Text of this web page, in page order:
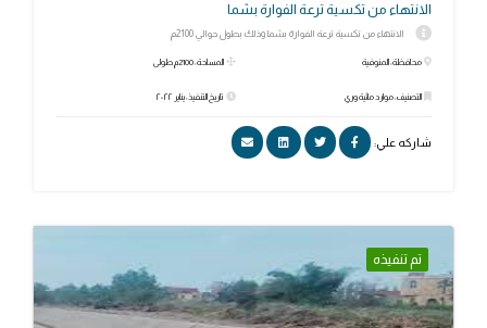
الانتهاء من تكسية ترعة الفوارة بشما
الانتهاء من تكسية ترعة الفوارة بشما وذلك بطول حوالي 2100م
محافظة: المنوفية
التصنيف: موارد مائية وري
المساحة: 2100م طولى
تاريخ التنفيذ: يناير ٢٠٢٢
شاركه علي:
تم تنفيذه